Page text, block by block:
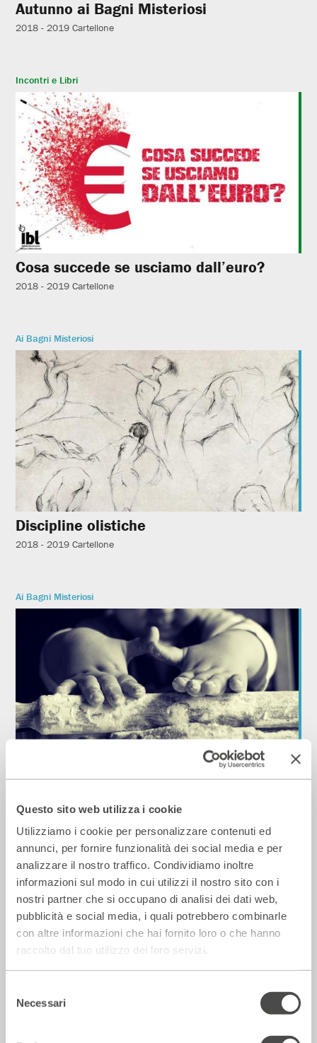
Questo sito web utilizza i cookie
Utilizziamo i cookie per personalizzare contenuti ed
annunci, per fornire funzionalità dei social media e per
analizzare il nostro traffico. Condividiamo inoltre
informazioni sul modo in cui utilizzi il nostro sito con i
nostri partner che si occupano di analisi dei dati web,
pubblicità e social media, i quali potrebbero combinarle
con altre informazioni che hai fornito loro o che hanno
raccolto dal tuo utilizzo dei loro servizi.
delNecessari
Autunno ai Bagni Misteriosi
2018 - 2019 Cartellone
Incontri e Libri
Cosa succede se usciamo dall’euro?
2018 - 2019 Cartellone
Ai Bagni Misteriosi
Discipline olistiche
2018 - 2019 Cartellone
Ai Bagni Misteriosi
Laboratori di orto-cucina a 4 mani
Ai Bagni Misteriosi